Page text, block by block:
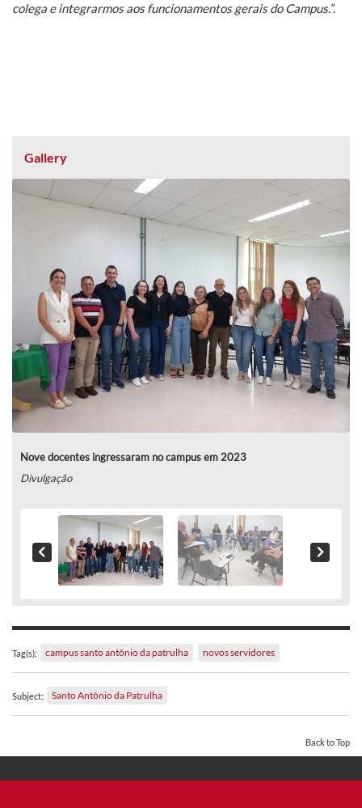
colega e integrarmos aos funcionamentos gerais do Campus.”.
Gallery
Nove docentes ingressaram no campus em 2023
Divulgação
Tag(s): campus santo antônio da patrulha novos servidores
Subject: Santo Antônio da Patrulha
Back to Top